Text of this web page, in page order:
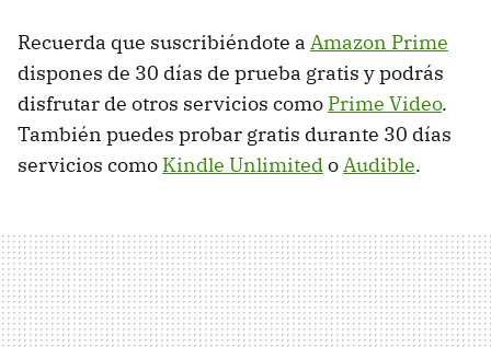
Recuerda que suscribiéndote a Amazon Prime
dispones de 30 días de prueba gratis y podrás
disfrutar de otros servicios como Prime Video.
También puedes probar gratis durante 30 días
servicios como Kindle UnlimitedoAudible.